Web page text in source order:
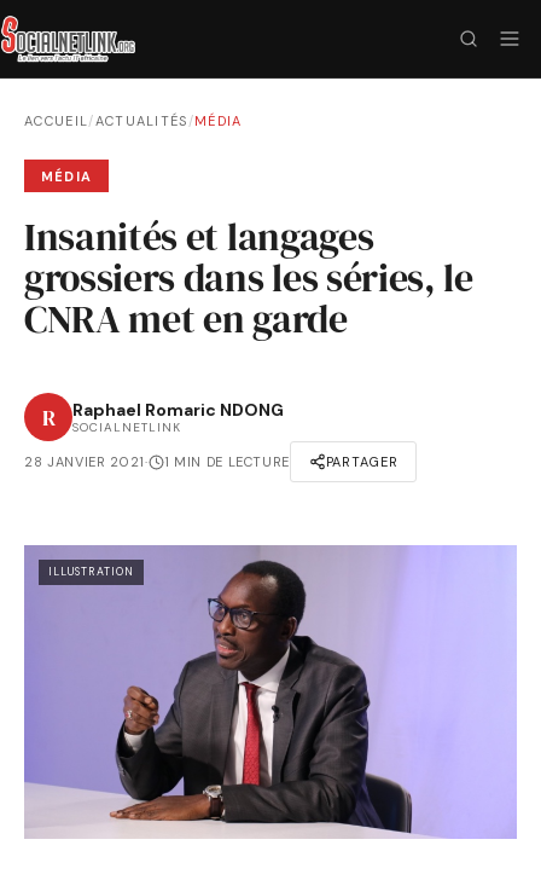
ACCUEIL/ACTUALITÉS /MÉDIA
MÉDIA
Insanités et langages
grossiers dans les séries, le
CNRA met en garde
R Raphael Romaric NDONG
SOCIALNETLINK
28 JANVIER 2021· 1 MIN DE LECTURE PARTAGER
ILLUSTRATION